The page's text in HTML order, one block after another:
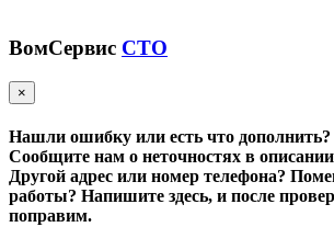
ВомСервис СТО
×
Нашли ошибку или есть что дополнить?
Сообщите нам о неточностях в
Другой адрес или номер телефона?
работы? Напишите здесь, и после
поправим.